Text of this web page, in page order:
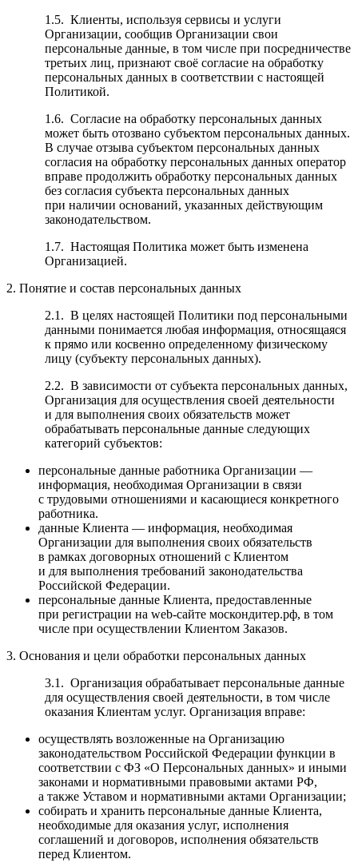
1.5. Клиенты, используя сервисы и услуги
Организации, сообщив Организации свои
персональные данные, в том числе при посредничестве
третьих лиц, признают своё согласие на обработку
персональных данных в соответствии с настоящей
Политикой.
1.6. Согласие на обработку персональных данных
может быть отозвано субъектом персональных данных.
В случае отзыва субъектом персональных данных
согласия на обработку персональных данных оператор
вправе продолжить обработку персональных данных
без согласия субъекта персональных данных
при наличии оснований, указанных действующим
законодательством.
1.7. Настоящая Политика может быть изменена
Организацией.
2. Понятие и состав персональных данных
2.1. В целях настоящей Политики под персональными
данными понимается любая информация, относящаяся
к прямо или косвенно определенному физическому
лицу (субъекту персональных данных).
2.2. В зависимости от субъекта персональных данных,
Организация для осуществления своей деятельности
и для выполнения своих обязательств может
обрабатывать персональные данные следующих
категорий субъектов:
персональные данные работника Организации —
информация, необходимая Организации в связи
с трудовыми отношениями и касающиеся конкретного
работника.
данные Клиента — информация, необходимая
Организации для выполнения своих обязательств
в рамках договорных отношений с Клиентом
и для выполнения требований законодательства
Российской Федерации.
персональные данные Клиента, предоставленные
при регистрации на web-сайте москондитер.рф, в том
числе при осуществлении Клиентом Заказов.
3. Основания и цели обработки персональных данных
3.1. Организация обрабатывает персональные данные
для осуществления своей деятельности, в том числе
оказания Клиентам услуг. Организация вправе:
осуществлять возложенные на Организацию
законодательством Российской Федерации функции в
соответствии с ФЗ «О Персональных данных» и иными
законами и нормативными правовыми актами РФ,
а также Уставом и нормативными актами Организации;
собирать и хранить персональные данные Клиента,
необходимые для оказания услуг, исполнения
соглашений и договоров, исполнения обязательств
перед Клиентом.